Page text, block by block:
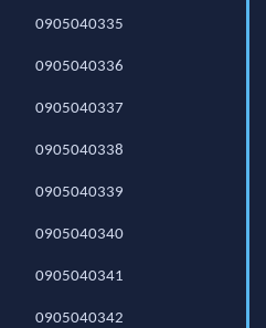
0905040335
0905040336
0905040337
0905040338
0905040339
0905040340
0905040341
0905040342